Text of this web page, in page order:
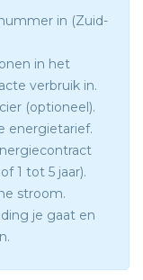
in (Zuid-
in het
verbruik in.
(optioneel).
energietarief.
1 tot 5 jaar).
stroom.
je gaat en